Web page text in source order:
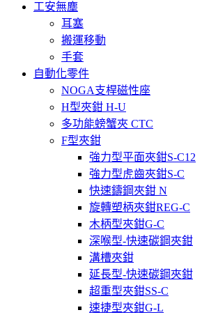
工安無塵
耳塞
搬運移動
手套
自動化零件
NOGA支桿磁性座
H型夾鉗 H-U
多功能螃蟹夾 CTC
F型夾鉗
強力型平面夾鉗S-C12
強力型虎齒夾鉗S-C
快速鑄鋼夾鉗 N
旋轉塑柄夾鉗REG-C
木柄型夾鉗G-C
深喉型-快速碳鋼夾鉗
溝槽夾鉗
延長型-快速碳鋼夾鉗
超重型夾鉗SS-C
速捷型夾鉗G-L